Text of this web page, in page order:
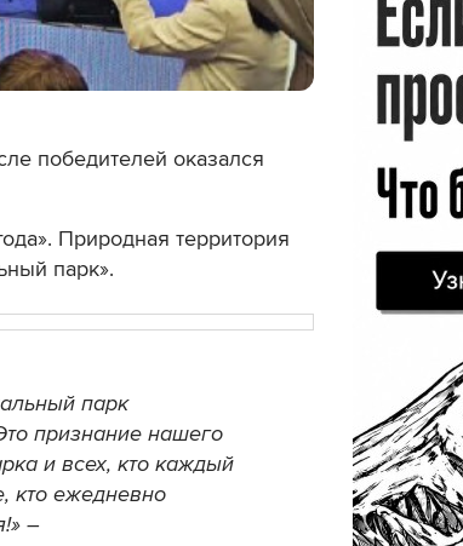
победителей оказался
Природная территория
парк».
парк
признание нашего
и всех, кто каждый
кто ежедневно
–